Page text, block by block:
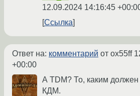
12.09.2024 14:16:45
Ссылка
Ответ на: комментарий от ox55ff
+00:00
А TDM? То, каким должен
КДМ.